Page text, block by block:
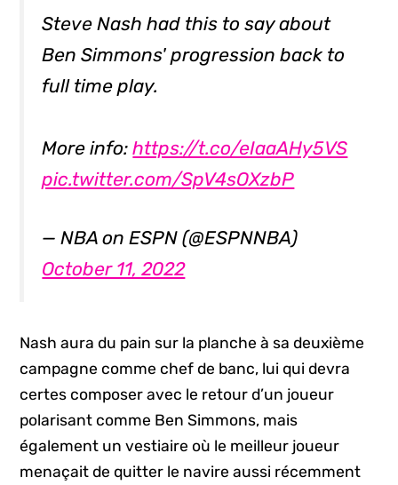
Steve Nash had this to say about
Ben Simmons' progression back to
full time play.
More info:https://t.co/eIaaAHy5VS
pic.twitter.com/SpV4sOXzbP
— NBA on ESPN (@ESPNNBA)
October 11, 2022
Nash aura du pain sur la planche à sa deuxième
campagne comme chef de banc, lui qui devra
certes composer avec le retour d’un joueur
polarisant comme Ben Simmons, mais
également un vestiaire où le meilleur joueur
menaçait de quitter le navire aussi récemment